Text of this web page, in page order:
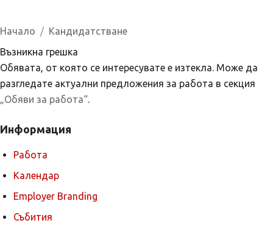
Начало
Кандидатстване
Възникна грешка
Обявата, от която се интересувате е изтекла. Може да
разгледате актуални предложения за работа в секция
„Обяви за работа“.
Информация
Работа
Календар
Employer Branding
Събития